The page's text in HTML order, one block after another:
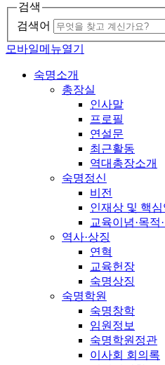
검색
검색어
모바일메뉴열기
숙명소개
총장실
인사말
프로필
연설문
최근활동
역대총장소개
숙명정신
비전
인재상 및 핵
교육이념·목적
역사·상징
연혁
교육헌장
숙명상징
숙명학원
숙명창학
임원정보
숙명학원정관
이사회 회의록